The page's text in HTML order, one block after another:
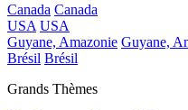
Canada Canada
USA USA
Guyane, Amazonie Guyane,
Brésil Brésil
Grands Thèmes